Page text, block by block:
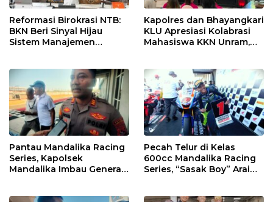
Reformasi Birokrasi NTB:
BKN Beri Sinyal Hijau
Sistem Manajemen
Kapolres dan Bhayangkari
KLU Apresiasi Kolabrasi
Mahasiswa KKN Unram,
Pantau Mandalika Racing
Series, Kapolsek
Mandalika Imbau Generasi
Pecah Telur di Kelas
600cc Mandalika Racing
Series, “Sasak Boy” Arai